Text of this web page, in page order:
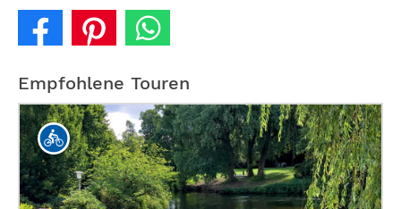
Empfohlene Touren